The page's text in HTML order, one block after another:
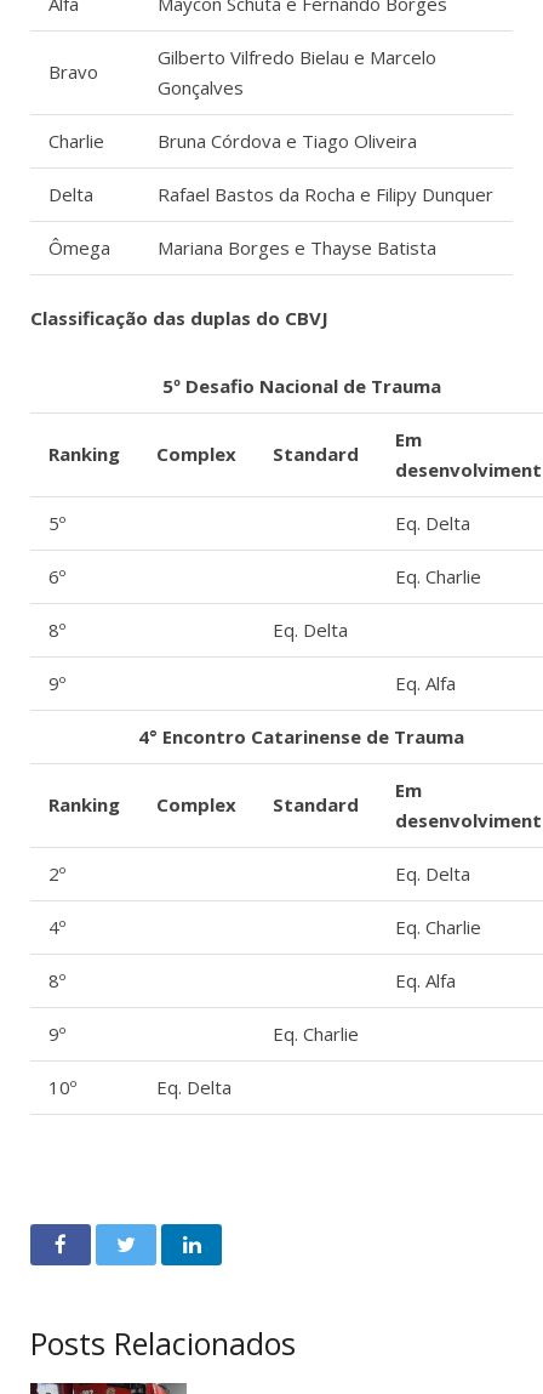
Bravo
Gilberto Vilfredo Bielau e Marcelo
Gonçalves
Charlie Bruna Córdova e Tiago Oliveira
Delta Rafael Bastos da Rocha e Filipy Dunquer
Ômega Mariana Borges e Thayse Batista
Classificação das duplas do CBVJ
5º Desafio Nacional de Trauma
Ranking Complex Standard
Em
5º Eq. Delta
6º Eq. Charlie
8º Eq. Delta
9º Eq. Alfa
4° Encontro Catarinense de Trauma
Ranking Complex Standard
Em
2º Eq. Delta
4º Eq. Charlie
8º Eq. Alfa
9º Eq. Charlie
10º Eq. Delta
Posts Relacionados